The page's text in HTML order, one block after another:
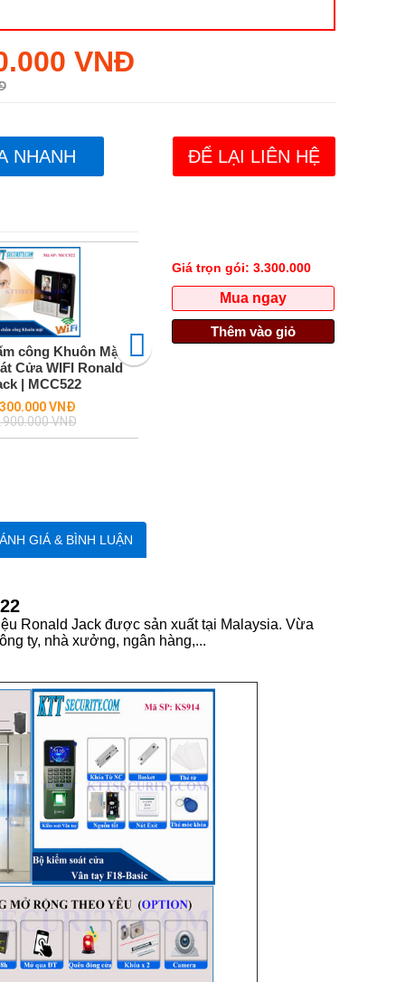
VNĐ
NHANH ĐỂ LẠI LIÊN HỆ
công Khuôn Mặt
Cửa WIFI Ronald
| MCC522
VNĐ
price
VNĐ
Máy chấm công Vân tay Zkteco
Giá trọn gói: 3.300.000
Mua ngay
Thêm vào giỏ
GIÁ & BÌNH LUẬN
Ronald Jack được sản xuất tại Malaysia. Vừa
ty, nhà xưởng, ngân hàng,...